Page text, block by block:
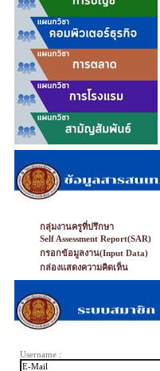
กลุ่มงานครูที่ปรึกษา
Self Assessment Report(SAR)
กรอกข้อมูลงาน(Input Data)
กล่องแสดงความคิดเห็น
Username :